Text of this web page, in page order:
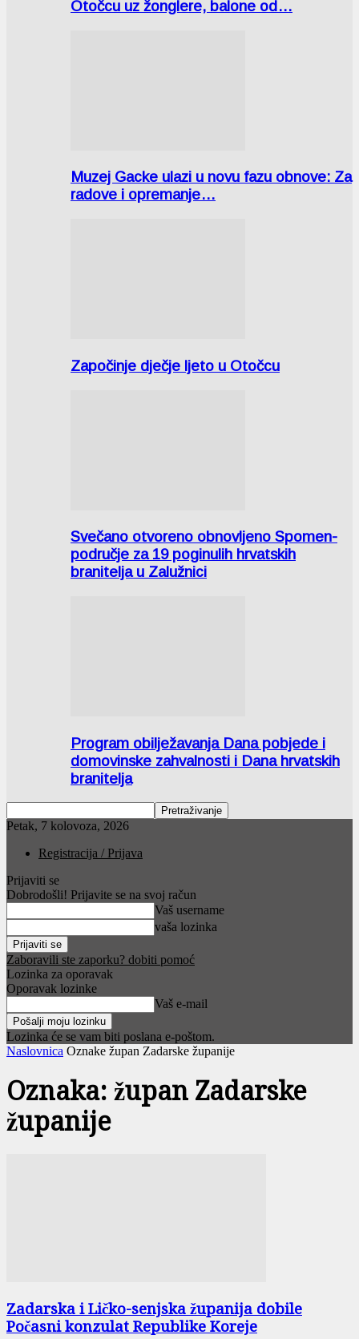
Otočcu uz žonglere, balone od…
Muzej Gacke ulazi u novu fazu obnove: Za
radove i opremanje…
Započinje dječje ljeto u Otočcu
Svečano otvoreno obnovljeno Spomen-
područje za 19 poginulih hrvatskih
branitelja u Zalužnici
Program obilježavanja Dana pobjede i
domovinske zahvalnosti i Dana hrvatskih
branitelja
Petak, 7 kolovoza, 2026
Registracija / Prijava
Prijaviti se
Dobrodošli! Prijavite se na svoj račun
Vaš username
vaša lozinka
Zaboravili ste zaporku? dobiti pomoć
Lozinka za oporavak
Oporavak lozinke
Vaš e-mail
Lozinka će se vam biti poslana e-poštom.
Naslovnica Oznake župan Zadarske županije
Oznaka: župan Zadarske
županije
Zadarska i Ličko-senjska županija dobile
Počasni konzulat Republike Koreje